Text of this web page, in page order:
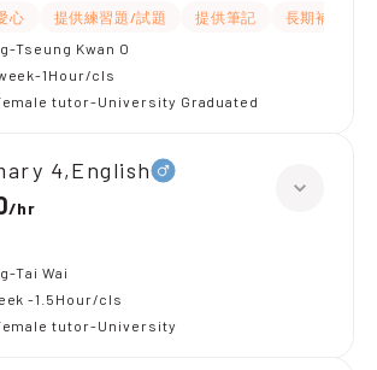
心 提供練習題/試題 提供筆記
長期補習
Tseung Kwan O
1Hour/cls
tutor-University Graduated
4,English
/hr
Tai Wai
-1.5Hour/cls
tutor-University